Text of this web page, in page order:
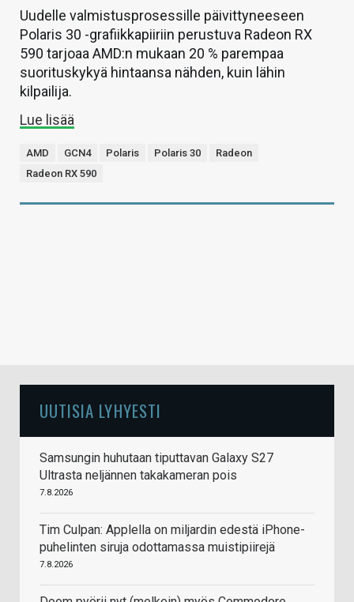
Uudelle valmistusprosessille päivittyneeseen
Polaris 30 -grafiikkapiiriin perustuva Radeon RX
590 tarjoaa AMD:n mukaan 20 % parempaa
suorituskykyä hintaansa nähden, kuin lähin
kilpailija.
Lue lisää
AMD GCN4 Polaris Polaris 30
Radeon
Radeon RX 590
UUTISIA LYHYESTI
Samsungin huhutaan tiputtavan Galaxy S27
Ultrasta neljännen takakameran pois
7.8.2026
Tim Culpan: Applella on miljardin edestä iPhone-
puhelinten siruja odottamassa muistipiirejä
7.8.2026